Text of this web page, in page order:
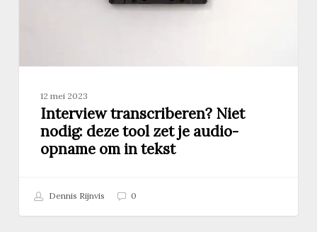
tekst12 mei 2023
Interview transcriberen? Niet
nodig: deze tool zet je audio-
opname om in tekst
Dennis Rijnvis 0